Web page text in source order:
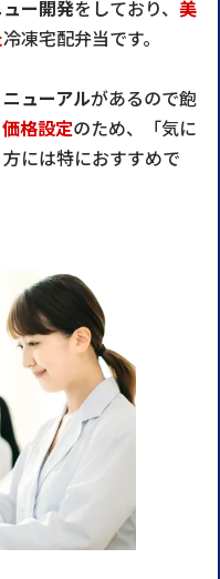
ー開発をしており、 美
冷凍宅配弁当です。
ューアルがあるので飽
格設定のため、「気に
には特におすすめで